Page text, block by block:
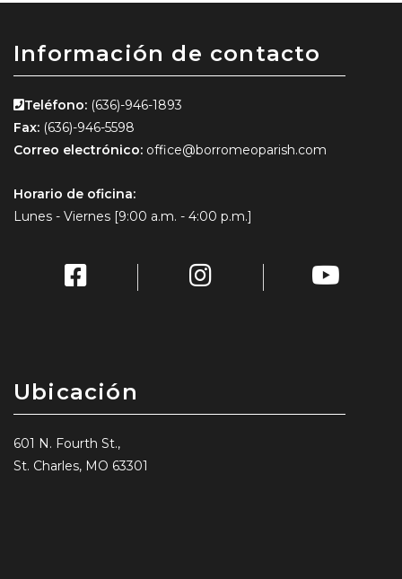
Información de contacto
Teléfono: (636)-946-1893
Fax: (636)-946-5598
Correo electrónico: office@borromeoparish.com
Horario de oficina:
Lunes - Viernes [9:00 a.m. - 4:00 p.m.]
Ubicación
601 N. Fourth St.,
St. Charles, MO 63301